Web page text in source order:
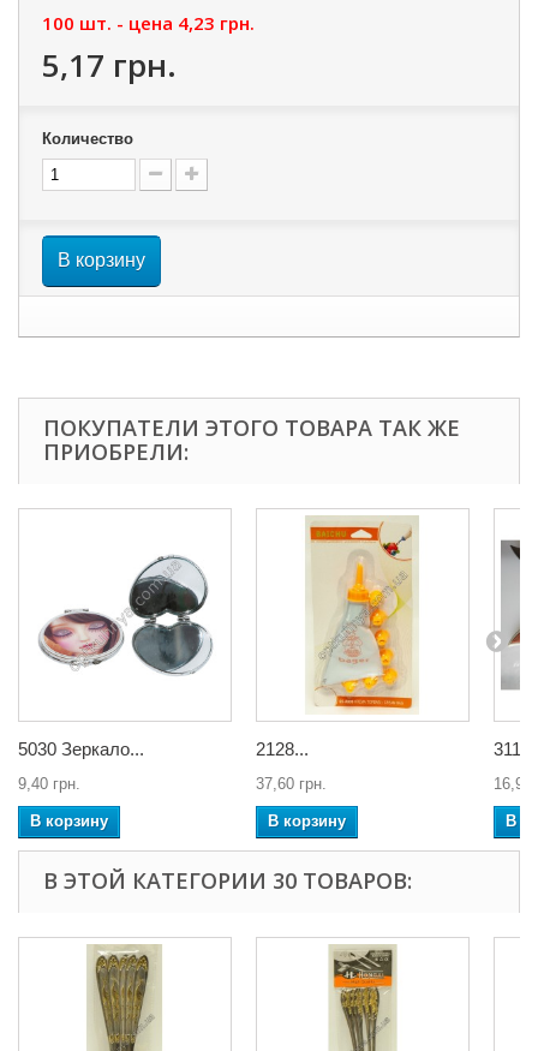
100 шт. - цена 4,23 грн.
5,17 грн.
Количество
В корзину
ПОКУПАТЕЛИ ЭТОГО ТОВАРА ТАК ЖЕ
ПРИОБРЕЛИ:
5030 Зеркало...
9,40 грн.
В корзину
2128...
37,60 грн.
В корзину
16,92
В
В ЭТОЙ КАТЕГОРИИ 30 ТОВАРОВ: